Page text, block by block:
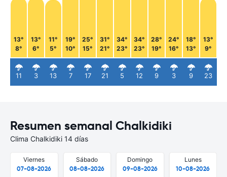
13°
8°
11
13°
6°
3
11°
5°
13
19°
10°
7
25°
15°
17
31°
21°
21
34°
23°
5
34°
23°
12
28°
19°
9
24°
16°
3
18°
13°
9
13°
9°
23
Resumen semanal Chalkidiki
Clima Chalkidiki 14 días
Viernes
07-08-2026
Sábado
08-08-2026
Domingo
09-08-2026
Lunes
10-08-2026